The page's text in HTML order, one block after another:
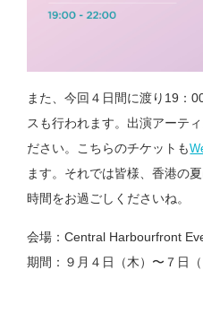
また、今回４日間に渡り19：
スも行われます。出演アーテ
ださい。こちらのチケットも
ます。それでは皆様、香港の
時間をお過ごしくださいね。
会場：Central Harbourfront
期間： ９月４日（木）〜７日（